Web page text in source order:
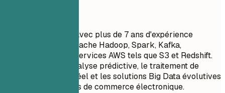
Ingénieur Big Data avec plus de 7 ans d'expérience
pratique utilisant Apache Hadoop, Spark, Kafka,
TensorFlow et des services AWS tels que S3 et Redshift.
Spécialisé dans l'analyse prédictive, le traitement de
données en temps réel et les solutions Big Data évolutives
pour les plateformes de commerce électronique.